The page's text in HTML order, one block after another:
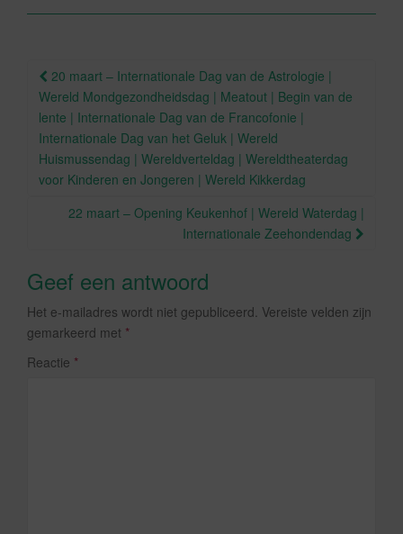
o
k
Berichtnavigatie
20 maart – Internationale Dag van de Astrologie |
Wereld Mondgezondheidsdag | Meatout | Begin van de
lente | Internationale Dag van de Francofonie |
Internationale Dag van het Geluk | Wereld
Huismussendag | Wereldverteldag | Wereldtheaterdag
voor Kinderen en Jongeren | Wereld Kikkerdag
22 maart – Opening Keukenhof | Wereld Waterdag |
Internationale Zeehondendag
Geef een antwoord
Het e-mailadres wordt niet gepubliceerd. Vereiste velden zijn
gemarkeerd met *
Reactie *